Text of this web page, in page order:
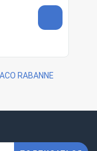
RABANNE